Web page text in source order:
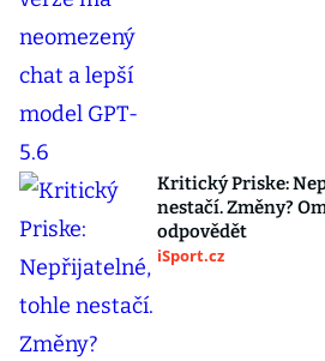
Kritický Priske:
nestačí. Změny?
odpovědět
iSport.cz